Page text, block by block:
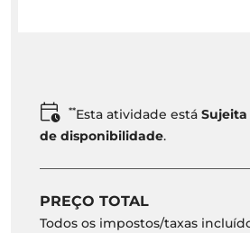
**Esta atividade está
de disponibilidade.
PREÇO TOTAL
Todos os impostos/taxas